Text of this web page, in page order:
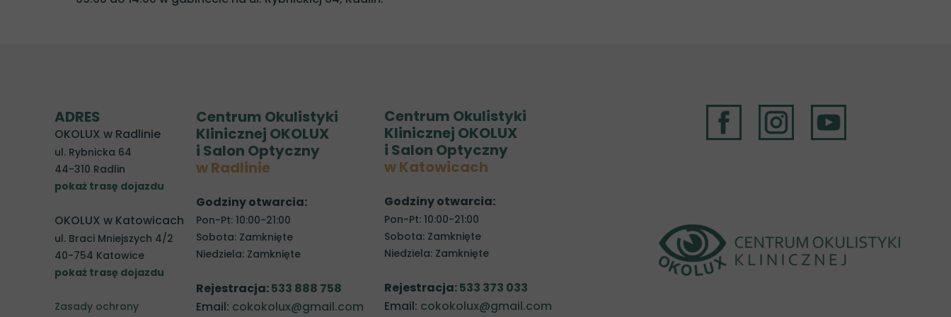
Centrum Okulistyki
Klinicznej OKOLUX
i Salon Optyczny
w Radlinie
Godziny otwarcia:
Pon-Pt: 10:00-21:00
Sobota: Zamknięte
Niedziela: Zamknięte
Rejestracja:533 888 758
Email: cokokolux@gmail.com
ADRES
OKOLUX w Radlinie
ul. Rybnicka 64
44-310 Radlin
pokaż trasę dojazdu
OKOLUX w Katowicach
ul. Braci Mniejszych 4/2
40-754 Katowice
pokaż trasę dojazdu
Zasady ochrony
Centrum Okulistyki
Klinicznej OKOLUX
i Salon Optyczny
w Katowicach
Godziny otwarcia:
Pon-Pt: 10:00-21:00
Sobota: Zamknięte
Niedziela: Zamknięte
Rejestracja:533 373 033
Email: cokokolux@gmail.com